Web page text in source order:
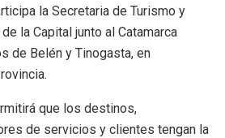
la Secretaria de Turismo y
la Capital junto al Catamarca
de Belén y Tinogasta, en
que los destinos,
de servicios y clientes tengan la